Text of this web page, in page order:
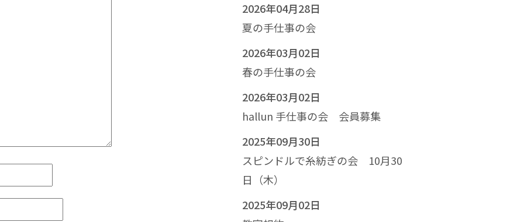
2026年04月28日
夏の手仕事の会
2026年03月02日
春の手仕事の会
2026年03月02日
hallun 手仕事の会 会員募集
2025年09月30日
スピンドルで糸紡ぎの会 10月30
日（木）
2025年09月02日